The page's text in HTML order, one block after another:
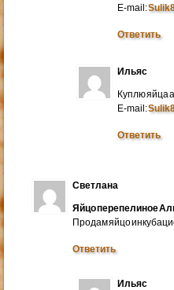
E-mail:
Ответить
Ильяс
Куплю яйца
E-mail:
Ответить
Светлана
Яйцо перепелиное
Продам яйцо
Ответить
Ильяс